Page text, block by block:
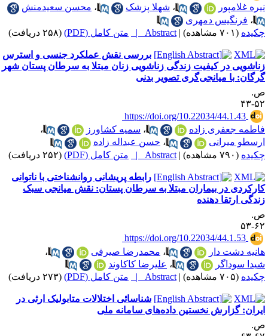
غلامپور
،شهلا پزشک ،محسن سعیدمنش
،فرنگیس دمهری
(۷۰۱ مشاهده) |
Abstract | متن کامل (PDF) (۲۵۸ دریافت)
بررسی نقش عملکرد جنسی و استرس
در کیفیت زندگی زناشویی زنان مبتلا به سرطان پستان شهر
با میانجی‌گری تصویر بدنی
۴۳
‎ https://doi.org/10.22034/44.1.43
جعفری زاده
،سمیه کشاورز
،
میرانی
،حسن عبداله زاده
(۷۹۰ مشاهده) |
Abstract | متن کامل (PDF) (۲۵۲ دریافت)
رابطه پریشانی روانشناختی با ناتوانی
در بیماران مبتلا به سرطان پستان: نقش میانجی سبک
ارتقا دهنده
۵۳
‎ https://doi.org/10.22034/44.1.53
دشت دار
،محمدرضا صیرفی
،
سوداگر
،علیرضا کاکاوند
(۷۰۵ مشاهده) |
Abstract | متن کامل (PDF) (۲۷۳ دریافت)
شناسائی اختلالات متابولیک ارثی در
گزارش نخستین داده‌های سامانه ملی